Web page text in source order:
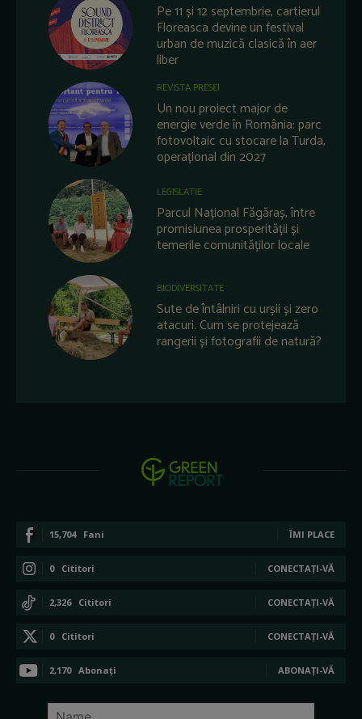
Pe 11 și 12 septembrie, cartierul
Floreasca devine un festival
urban de muzică clasică în aer
liber
REVISTA PRESEI
Un nou proiect major de
energie verde în România: parc
fotovoltaic cu stocare la Turda,
operațional din 2027
LEGISLATIE
Parcul Național Făgăraș, între
promisiunea prosperității și
temerile comunităților locale
BIODIVERSITATE
Sute de întâlniri cu urșii și zero
atacuri. Cum se protejează
rangerii și fotografii de natură?
15,704 Fani ÎMI PLACE
0 Cititori CONECTAȚI-VĂ
2,326 Cititori CONECTAȚI-VĂ
0 Cititori CONECTAȚI-VĂ
2,170 Abonați ABONAȚI-VĂ